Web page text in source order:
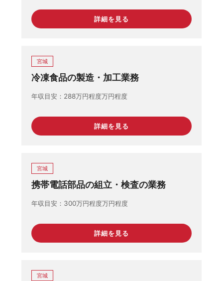
詳細を見る
宮城
冷凍食品の製造・加工業務
年収目安 288万円程度万円程度
詳細を見る
宮城
携帯電話部品の組立・検査の業務
年収目安 300万円程度万円程度
詳細を見る
宮城